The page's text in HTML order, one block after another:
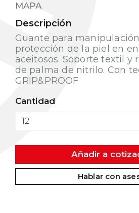
MAPA
Descripción
Guante para
protección de la piel en
aceitosos. Soporte textil y
de palma de nitrilo. Con
GRIP&PROOF
Cantidad
Añadir a
Hablar con